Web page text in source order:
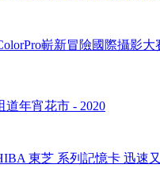
嶄新冒險國際攝影大
道年宵花市 - 2020
東芝 系列記憶卡 迅速